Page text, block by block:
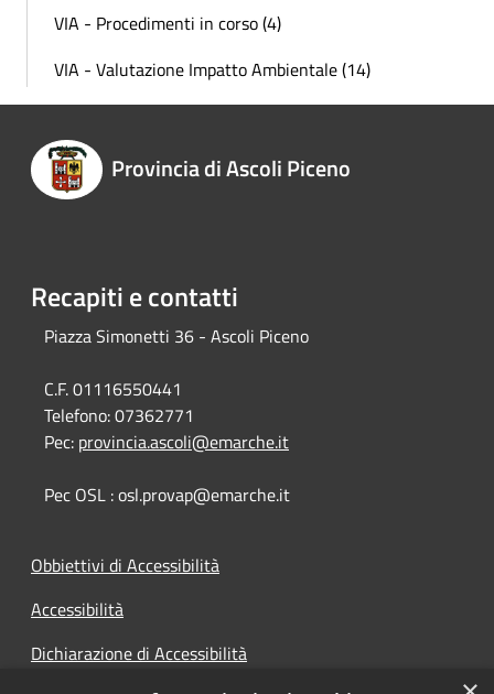
VIA - Procedimenti in corso (4)
VIA - Valutazione Impatto Ambientale (14)
Provincia di Ascoli Piceno
Recapiti e contatti
Piazza Simonetti 36 - Ascoli Piceno
C.F. 01116550441
Telefono:07362771
Pec: provincia.ascoli@emarche.it
Pec OSL : osl.provap@emarche.it
Obbiettivi di Accessibilità
Accessibilità
Dichiarazione di Accessibilità